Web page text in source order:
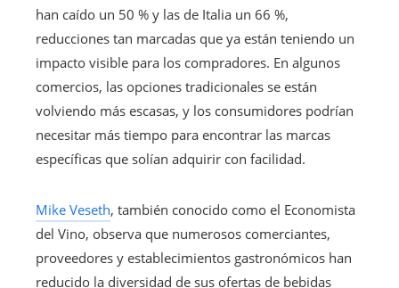
han caído un 50 % y las de Italia un 66 %,
reducciones tan marcadas que ya están teniendo un
impacto visible para los compradores. En algunos
comercios, las opciones tradicionales se están
volviendo más escasas, y los consumidores podrían
necesitar más tiempo para encontrar las marcas
específicas que solían adquirir con facilidad.
Mike Veseth, también conocido como el Economista
del Vino, observa que numerosos comerciantes,
proveedores y establecimientos gastronómicos han
reducido la diversidad de sus ofertas de bebidas